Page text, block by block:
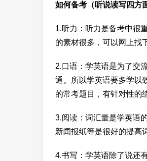
如何备考（听说读写四方
1.听力：听力是备考中很
的素材很多，可以网上找
2.口语：学英语是为了交
通。所以学英语要多学以
的常考题目，有针对性的
3.阅读：词汇量是学英语
新闻报纸等是很好的提高
4.书写：学英语除了说还